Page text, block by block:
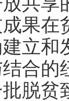
果在
立
合的
脱贫